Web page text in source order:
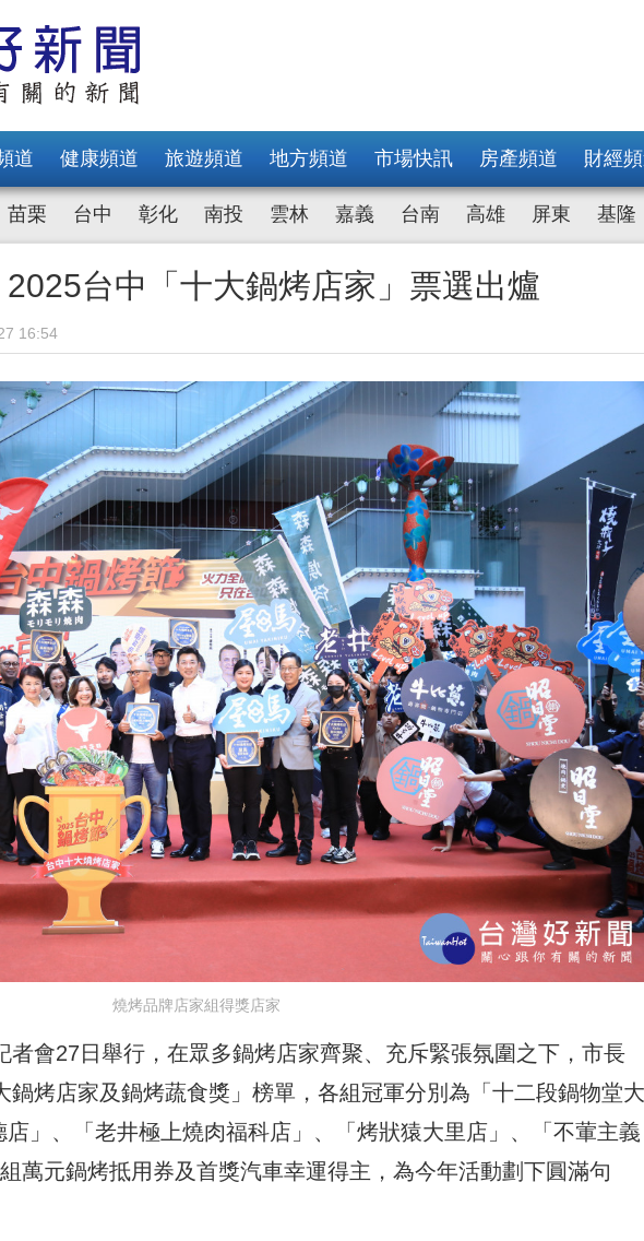
道 健康頻道 旅遊頻道 地方頻道 市場快訊 房產頻道 財經
苗栗 台中 彰化 南投 雲林 嘉義 台南 高雄 屏東 基隆
台中「十大鍋烤店家」票選出爐
16:54
燒烤品牌店家組得獎店家
者會27日舉行，在眾多鍋烤店家齊聚、充斥緊張氛圍之下，市長
鍋烤店家及鍋烤蔬食獎」榜單，各組冠軍分別為「十二段鍋物堂大
」、「老井極上燒肉福科店」、「烤狀猿大里店」、「不葷主義
萬元鍋烤抵用券及首獎汽車幸運得主，為今年活動劃下圓滿句